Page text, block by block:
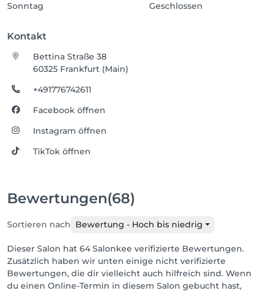
Sonntag
Geschlossen
Kontakt
Bettina Straße 38
60325 Frankfurt (Main)
+491776742611
Facebook öffnen
Instagram öffnen
TikTok öffnen
Bewertungen(68)
Sortieren nach Bewertung - Hoch bis niedrig
Dieser Salon hat 64 Salonkee verifizierte Bewertungen.
Zusätzlich haben wir unten einige nicht verifizierte
Bewertungen, die dir vielleicht auch hilfreich sind. Wenn
du einen Online-Termin in diesem Salon gebucht hast,